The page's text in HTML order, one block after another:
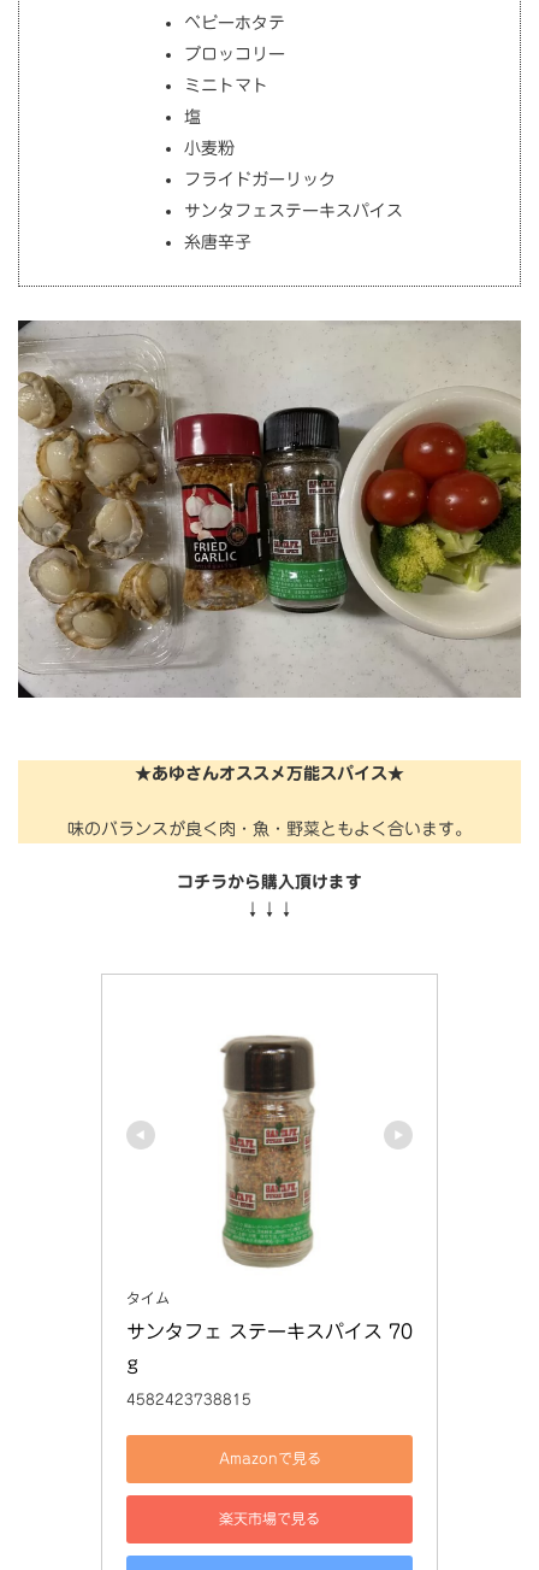
ベビーホタテ
ブロッコリー
ミニトマト
塩
小麦粉
フライドガーリック
サンタフェステーキスパイス
糸唐辛子
★あゆさんオススメ万能スパイス★
味のバランスが良く肉・魚・野菜ともよく合います。
コチラから購入頂けます
↓↓↓
タイム
サンタフェ ステーキスパイス 70
g
4582423738815
Amazonで見る
楽天市場で見る